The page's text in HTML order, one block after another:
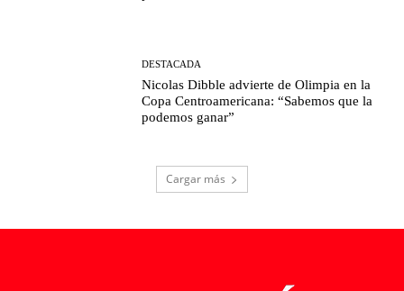
DESTACADA
Nicolas Dibble advierte de Olimpia en la
Copa Centroamericana: “Sabemos que la
podemos ganar”
Cargar más